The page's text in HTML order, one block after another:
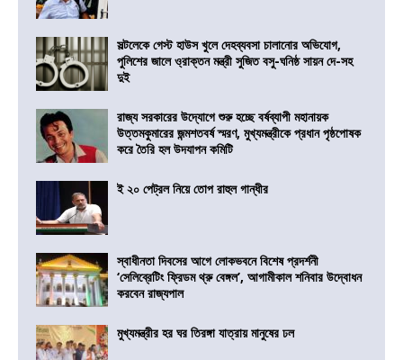
সল্টলেকে গেস্ট হাউস খুলে দেহব্যবসা চালানোর অভিযোগ,
পুলিশের জালে ও্রাক্তন মন্ত্রী সুজিত বসু-ঘনিষ্ঠ সায়ন দে-সহ
দুই
রাজ্য সরকারের উদ্যোগে শুরু হচ্ছে বর্ষব্যাপী মহানায়ক
উত্তমকুমারের জন্মশতবর্ষ স্মরণ, মুখ্যমন্ত্রীকে প্রধান পৃষ্ঠপোষক
করে তৈরি হল উদযাপন কমিটি
ই ২০ পেট্রল নিয়ে তোপ রাহুল গান্ধীর
স্বাধীনতা দিবসের আগে লোকভবনে বিশেষ প্রদর্শনী
‘সেলিব্রেটিং ফ্রিডম থ্রু বেঙ্গল’, আগামীকাল শনিবার উদ্বোধন
করবেন রাজ্যপাল
মুখ্যমন্ত্রীর হর ঘর তিরঙ্গা যাত্রায় মানুষের ঢল